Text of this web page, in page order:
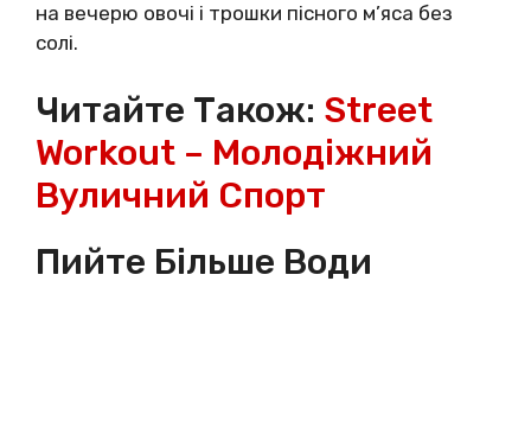
на вечерю овочі і трошки пісного м’яса без
солі.
Читайте Також: Street
Workout – Молодіжний
Вуличний Спорт
Пийте Більше Води